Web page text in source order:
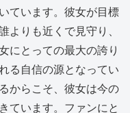
ています。彼女が目標
よりも近くで見守り、
にとっての最大の誇り
る自信の源となってい
からこそ、彼女は今の
ています。ファンにと